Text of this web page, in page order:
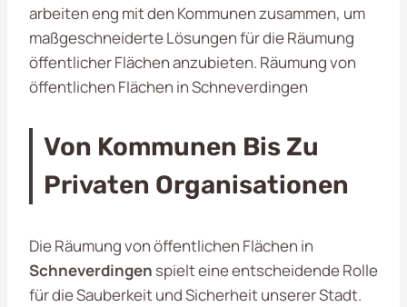
arbeiten eng mit den Kommunen zusammen, um
maßgeschneiderte Lösungen für die Räumung
öffentlicher Flächen anzubieten. Räumung von
öffentlichen Flächen in Schneverdingen
Von Kommunen Bis Zu
Privaten Organisationen
Die Räumung von öffentlichen Flächen in
Schneverdingen spielt eine entscheidende Rolle
für die Sauberkeit und Sicherheit unserer Stadt.